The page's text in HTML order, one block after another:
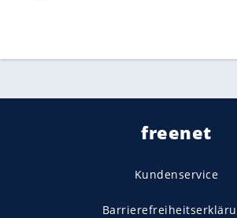
freenet
Kundenservice